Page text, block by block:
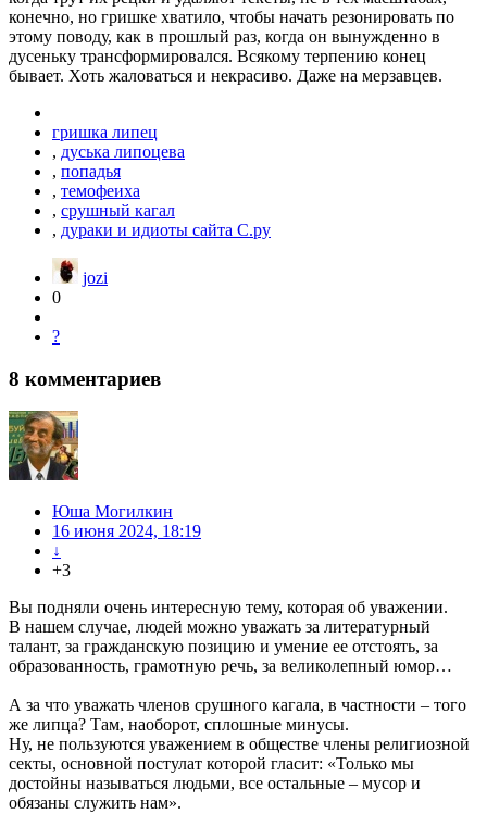
конечно, но гришке хватило, чтобы начать резонировать по
этому поводу, как в прошлый раз, когда он вынужденно в
дусеньку трансформировался. Всякому терпению конец
бывает. Хоть жаловаться и некрасиво. Даже на мерзавцев.
гришка липец
, дуська липоцева
, попадья
, темофеиха
, срушный кагал
, дураки и идиоты сайта С.ру
jozi
0
?
8 комментариев
Юша Могилкин
16 июня 2024, 18:19
↓
+3
Вы подняли очень интересную тему, которая об уважении.
В нашем случае, людей можно уважать за литературный
талант, за гражданскую позицию и умение ее отстоять, за
образованность, грамотную речь, за великолепный юмор…
А за что уважать членов срушного кагала, в частности – того
же липца? Там, наоборот, сплошные минусы.
Ну, не пользуются уважением в обществе члены религиозной
секты, основной постулат которой гласит: «Только мы
достойны называться людьми, все остальные – мусор и
обязаны служить нам».